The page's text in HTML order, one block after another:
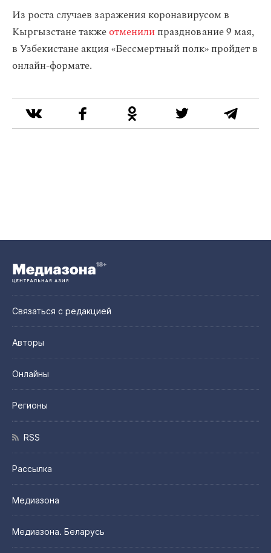
Из роста случаев заражения коронавирусом в
Кыргызстане такжеотменилипразднование 9 мая,
в Узбекистане акция «Бессмертный полк» пройдет в
онлайн-формате.
Связаться с редакцией
Авторы
Онлайны
Регионы
RSS
Рассылка
Медиазона
Медиазона. Беларусь